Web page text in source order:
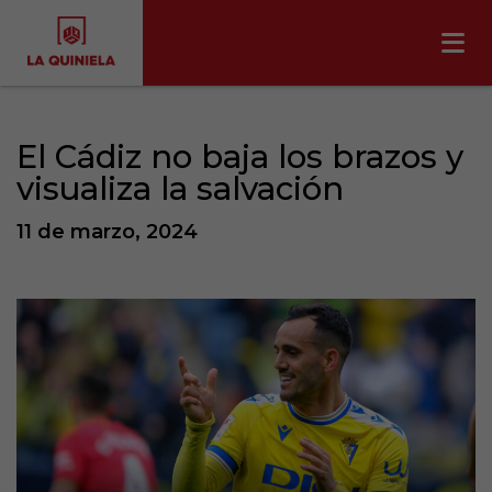
El Cádiz no baja los brazos y
visualiza la salvación
11 de marzo, 2024